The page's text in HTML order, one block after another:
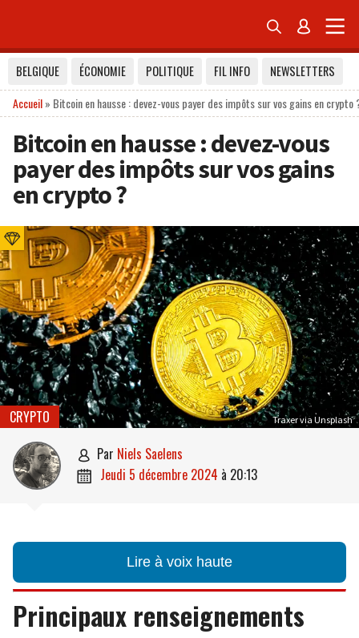
 
BELGIQUE ÉCONOMIE POLITIQUE FIL INFO
NEWSLETTERS
Accueil» Bitcoin en hausse : devez-vous payer des impôts sur vos gains en crypto
Bitcoin en hausse : devez-vous
payer des impôts sur vos gains
en crypto ?
Traxer via Unsplash
CRYPTO
 par Niels Saelens
 jeudi 5 décembre 2024 à 20:13
Lire à voix haute
Principaux renseignements